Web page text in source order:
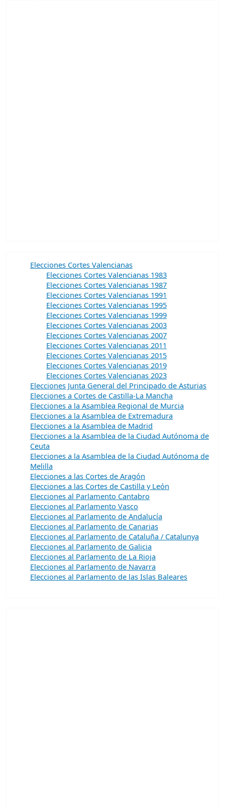
Elecciones Cortes Valencianas
Elecciones Cortes Valencianas 1983
Elecciones Cortes Valencianas 1987
Elecciones Cortes Valencianas 1991
Elecciones Cortes Valencianas 1995
Elecciones Cortes Valencianas 1999
Elecciones Cortes Valencianas 2003
Elecciones Cortes Valencianas 2007
Elecciones Cortes Valencianas 2011
Elecciones Cortes Valencianas 2015
Elecciones Cortes Valencianas 2019
Elecciones Cortes Valencianas 2023
Elecciones Junta General del Principado de Asturias
Elecciones a Cortes de Castilla-La Mancha
Elecciones a la Asamblea Regional de Murcia
Elecciones a la Asamblea de Extremadura
Elecciones a la Asamblea de Madrid
Elecciones a la Asamblea de la Ciudad Autónoma de
Ceuta
Elecciones a la Asamblea de la Ciudad Autónoma de
Melilla
Elecciones a las Cortes de Aragón
Elecciones a las Cortes de Castilla y León
Elecciones al Parlamento Cantabro
Elecciones al Parlamento Vasco
Elecciones al Parlamento de Andalucía
Elecciones al Parlamento de Canarias
Elecciones al Parlamento de Cataluña / Catalunya
Elecciones al Parlamento de Galicia
Elecciones al Parlamento de La Rioja
Elecciones al Parlamento de Navarra
Elecciones al Parlamento de las Islas Baleares